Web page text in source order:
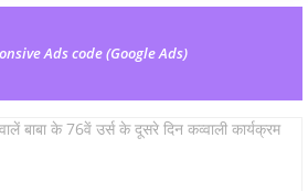
Ads code (Google Ads)
वालें बाबा के 76वें उर्स के दूसरे दिन कव्वाली कार्यक्रम